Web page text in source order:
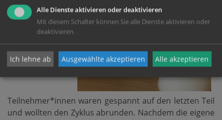
daher fand leider
auch das vierte
Modul online
Teilnehmer*innen waren gespannt auf den letzten Teil
und wollten den Zyklus abrunden. Nachdem die eigene
Alle Dienste aktivieren oder deaktivieren
Mit diesem Schalter können Sie alle Dienste aktivieren oder
deaktivieren.
Ich lehne ab Ausgewählte akzeptieren Alle akzeptieren